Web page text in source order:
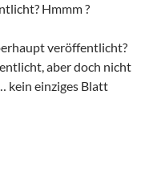
Hmmm ?
veröffentlicht?
aber doch nicht
kein einziges Blatt